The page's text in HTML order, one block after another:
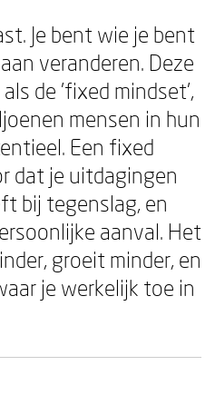
Je bent wie je bent
veranderen. Deze
de 'fixed mindset',
mensen in hun
Een fixed
dat je uitdagingen
bij tegenslag, en
aanval. Het
groeit minder, en
je werkelijk toe in